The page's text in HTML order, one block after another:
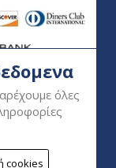
όλες
cookies